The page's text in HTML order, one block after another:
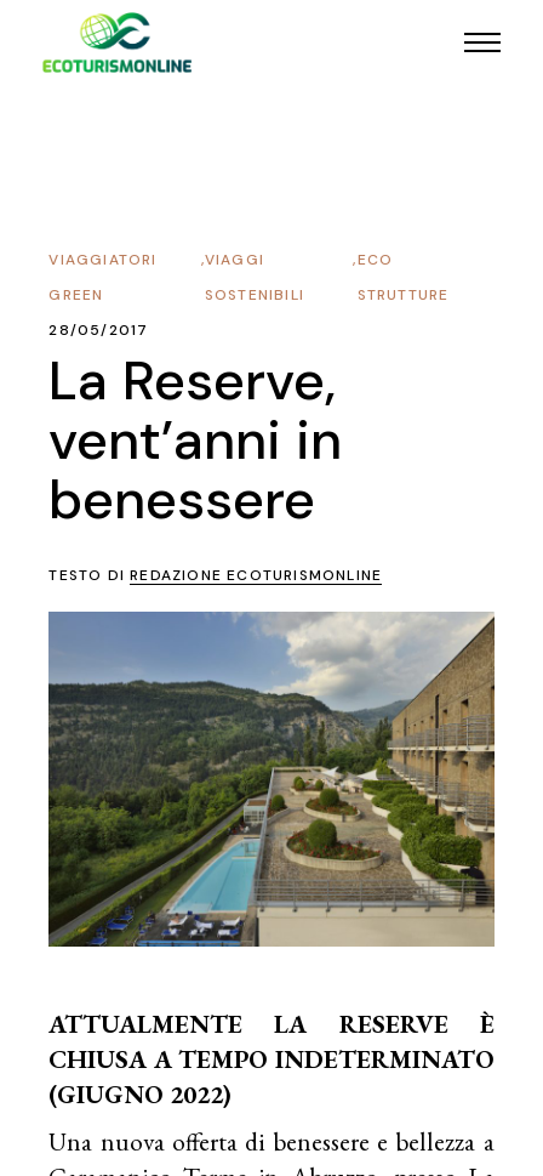
ECO
STRUTTURE
,
VIAGGI
SOSTENIBILI
,
VIAGGIATORI
GREEN
28/05/2017
La Reserve,
vent’anni in
benessere
TESTO DIREDAZIONE ECOTURISMONLINE
ATTUALMENTE LA RESERVE È
CHIUSA A TEMPO INDETERMINATO
(GIUGNO 2022)
Una nuova offerta di benessere e bellezza a